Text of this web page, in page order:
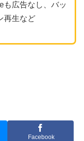
も広告なし、バッ
再生など
Facebook